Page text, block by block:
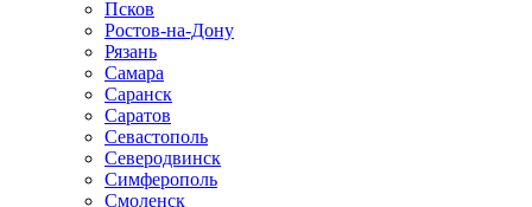
Псков
Ростов-на-Дону
Рязань
Самара
Саранск
Саратов
Севастополь
Северодвинск
Симферополь
Смоленск